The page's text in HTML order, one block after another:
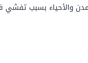
والأحياء بسبب تفشي